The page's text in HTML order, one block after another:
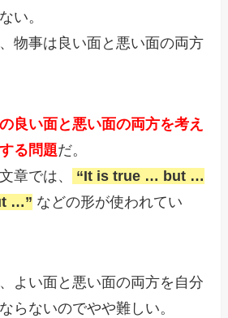
い。
物事は良い面と悪い面の両方
良い面と悪い面の両方を考え
る問題だ。
章では、
“It is true … but …
…” などの形が使われてい
よい面と悪い面の両方を自分
らないのでやや難しい。